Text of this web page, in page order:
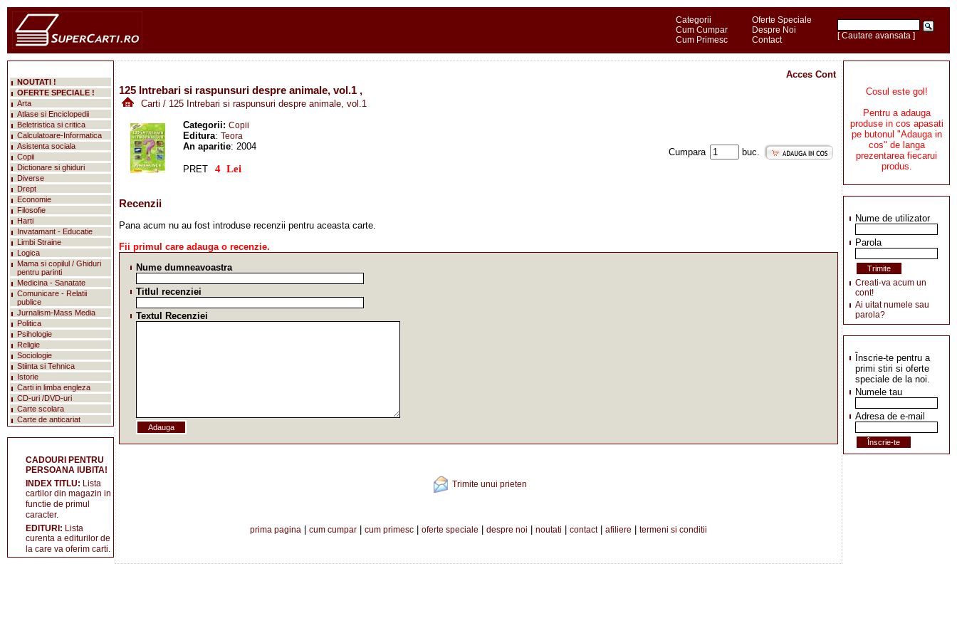
Categorii
Cum Cumpar
Cum Primesc
Oferte Speciale
Despre Noi
Contact
[ Cautare avansata ]
Acces Cont
125 Intrebari si raspunsuri despre animale, vol.1 ,
Carti / 125 Intrebari si raspunsuri despre animale, vol.1
Categorii: Copii
Editura: Teora
An aparitie: 2004
Cumpara
buc.
PRET
Recenzii
Pana acum nu au fost introduse recenzii pentru aceasta carte.
Fii primul care adauga o recenzie.
Nume dumneavoastra
Titlul recenziei
Textul Recenziei
Trimite unui prieten
prima pagina cum cumpar cum primesc oferte speciale despre noi noutati contact| afiliere termeni si conditii
NOUTATI !
OFERTE SPECIALE !
Arta
Atlase si Enciclopedii
Beletristica si critica
Calculatoare-Informatica
Asistenta sociala
Copii
Dictionare si ghiduri
Diverse
Drept
Economie
Filosofie
Harti
Invatamant - Educatie
Limbi Straine
Logica
Mama si copilul / Ghiduri
pentru parinti
Medicina - Sanatate
Comunicare - Relatii
publice
Jurnalism-Mass Media
Politica
Psihologie
Religie
Sociologie
Stiinta si Tehnica
Istorie
Carti in limba engleza
CD-uri /DVD-uri
Carte scolara
Carte de anticariat
CADOURI PENTRU
PERSOANA IUBITA!
INDEX TITLU: Lista
cartilor din magazin in
functie de primul
caracter.
EDITURI: Lista
curenta a editurilor de
la care va oferim carti.
Cosul este gol!
Pentru a adauga
produse in cos apasati
pe butonul "Adauga in
cos" de langa
prezentarea fiecarui
produs.
Nume de utilizator
Parola
Creati-va acum un
cont!
Ai uitat numele sau
parola?
Înscrie-te pentru a
primi stiri si oferte
speciale de la noi.
Numele tau
Adresa de e-mail